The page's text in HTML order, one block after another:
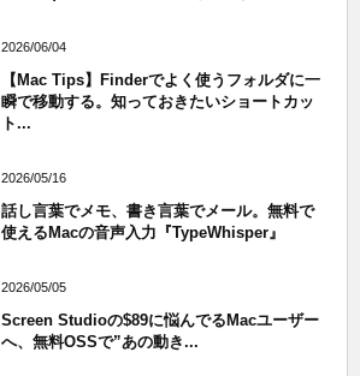
2026/06/04
【Mac Tips】Finderでよく使うフォルダに一
瞬で移動する。知っておきたいショートカッ
ト...
2026/05/16
話し言葉でメモ、書き言葉でメール。無料で
使えるMacの音声入力『TypeWhisper』
2026/05/05
Screen Studioの$89に悩んでるMacユーザー
へ、無料OSSで”あの動き...